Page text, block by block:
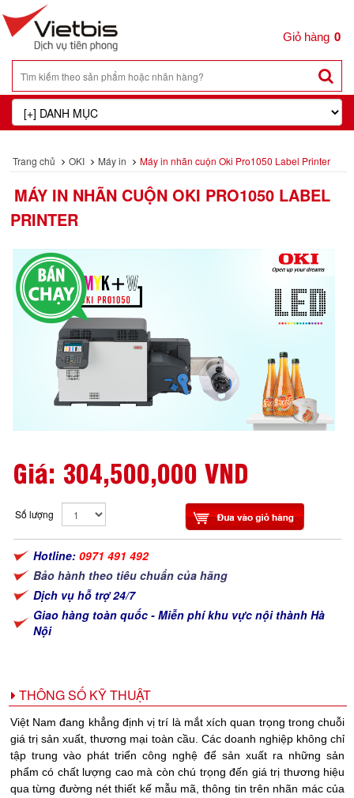
0
Trang chủ OKI Máy in Máy in nhãn cuộn Oki Pro1050 Label Printer
MÁY IN NHÃN CUỘN OKI PRO1050 LABEL
PRINTER
Giá: 304,500,000 VND
Số lượng
Hotline: 0971 491 492
Bảo hành theo tiêu chuẩn của hãng
Dịch vụ hỗ trợ 24/7
Giao hàng toàn quốc - Miễn phí khu vực nội thành Hà
Nội
THÔNG SỐ KỸ THUẬT
Việt Nam đang khẳng định vị trí là mắt xích quan trọng trong chuỗi
giá trị sản xuất, thương mại toàn cầu. Các doanh nghiệp không chỉ
tập trung vào phát triển công nghệ để sản xuất ra những sản
phẩm có chất lượng cao mà còn chú trọng đến giá trị thương hiệu
qua từng đường nét thiết kế mẫu mã, thông tin trên nhãn mác của